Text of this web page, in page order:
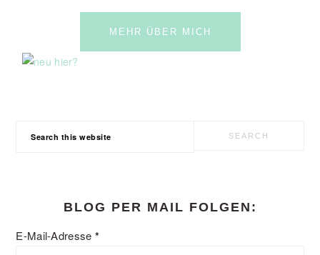
MEHR ÜBER MICH
BLOG PER MAIL FOLGEN:
E-Mail-Adresse *